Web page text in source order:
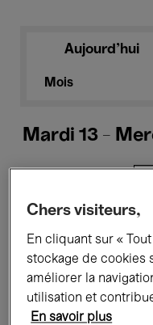
Aujourd'hui
Mois
Mardi 13 -
Tous les
Expositions
Rencontres &
Chers visiteurs,
En cliquant sur «
stockage de cookies
améliorer la
utilisation et
En savoir plus